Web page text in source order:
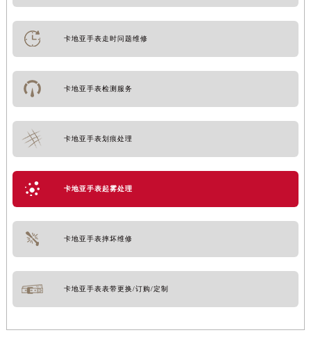
卡地亚手表走时问题维修
卡地亚手表检测服务
卡地亚手表划痕处理
卡地亚手表起雾处理
卡地亚手表摔坏维修
卡地亚手表表带更换/订购/定制